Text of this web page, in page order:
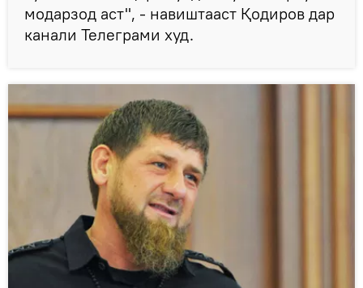
модарзод аст", - навиштааст Қодиров дар
канали Телеграми худ.